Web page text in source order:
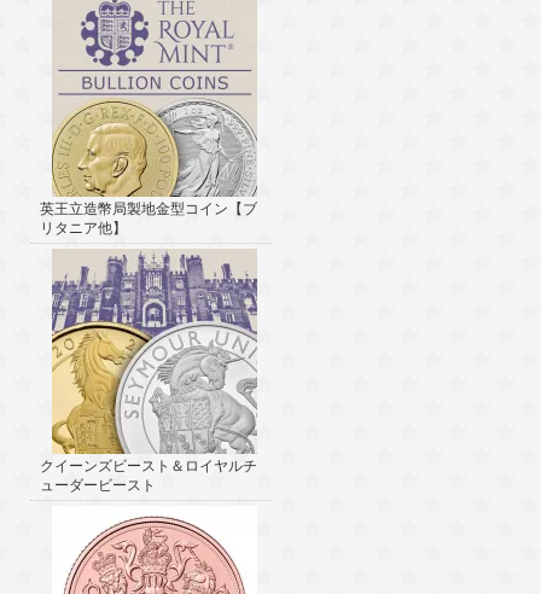
英王立造幣局製地金型コイン【ブ
リタニア他】
クイーンズビースト＆ロイヤルチ
ューダービースト